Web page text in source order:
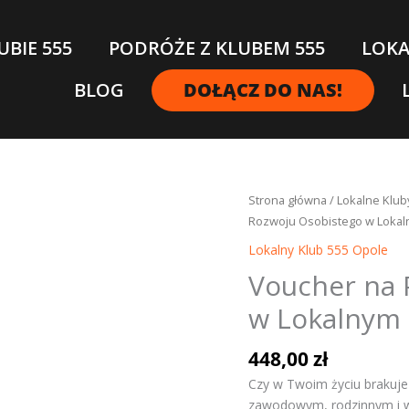
555 PODRÓŻE Z KLUBEM 555
BLOG
DOŁĄCZ DO NAS!
Strona główna / Lokalne
Rozwoju Osobistego w
Lokalny Klub 555 Opole
Voucher na
w
448,00zł
Czy w Twoim życiu
zawodowym, rodzinnym i
ilość
Voucher
na
Rozwoju
Osobistego
w
Klubie
555